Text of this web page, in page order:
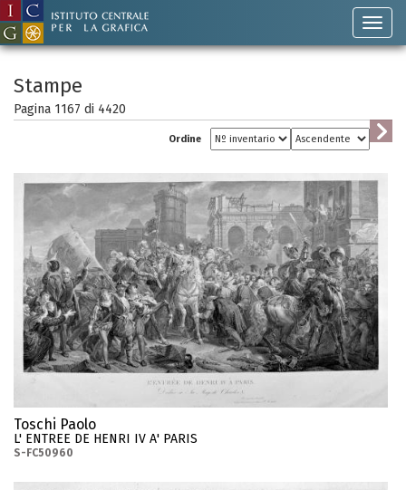
Stampe
Pagina 1167 di 4420
Ordine
Toschi Paolo
L' ENTREE DE HENRI IV A' PARIS
S-FC50960